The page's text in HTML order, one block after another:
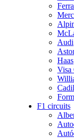
Audi
Haas
Visa
F1 circuits